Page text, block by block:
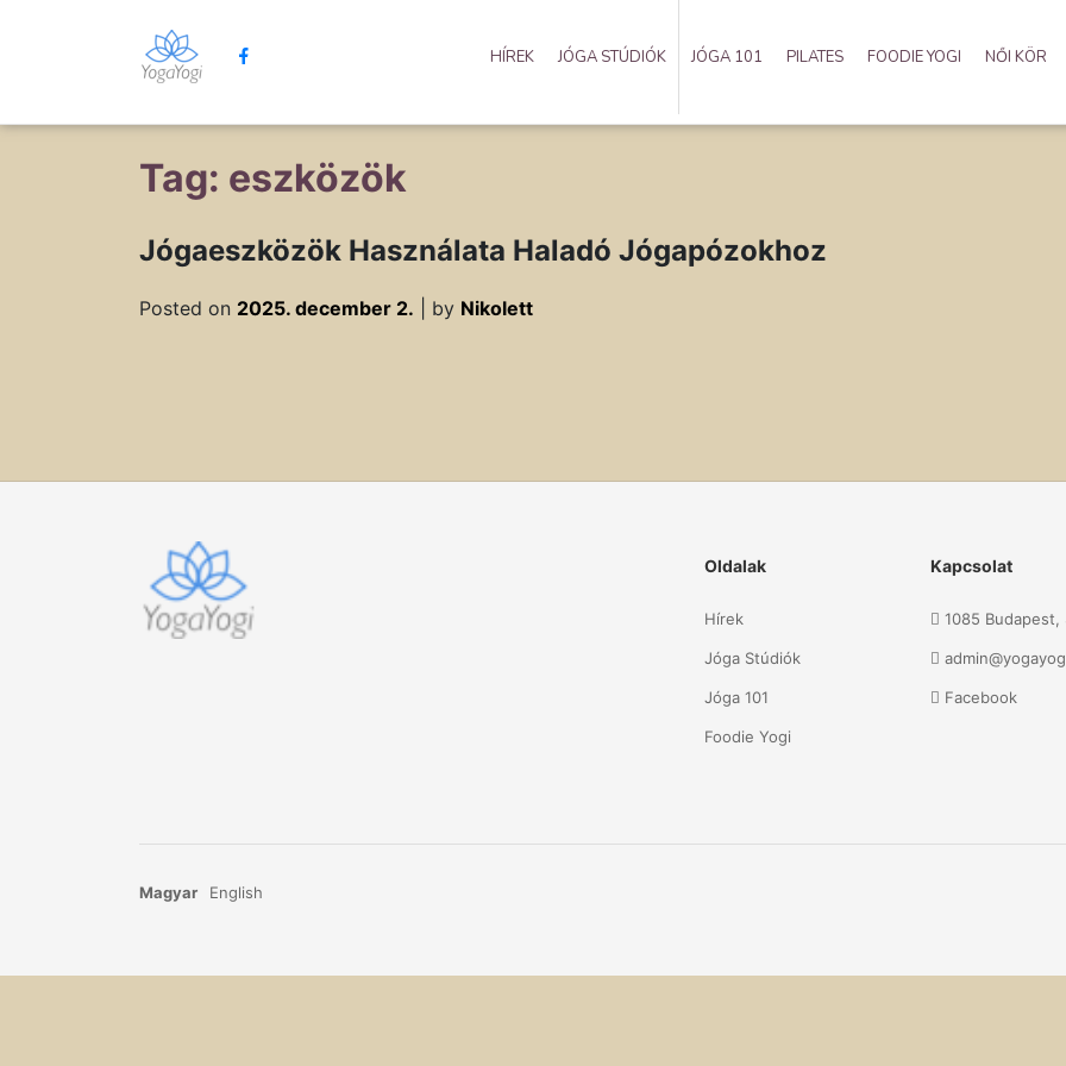
HÍREK JÓGA STÚDIÓK JÓGA 101 PILATES FOODIE YOGI NŐI KÖR
Tag: eszközök
Jógaeszközök Használata Haladó Jógapózokhoz
Posted on 2025. december 2. by Nikolett
Oldalak
Hírek
Jóga Stúdiók
Jóga 101
Foodie Yogi
Kapcsolat
1085 Budapest,
Facebook
Magyar English